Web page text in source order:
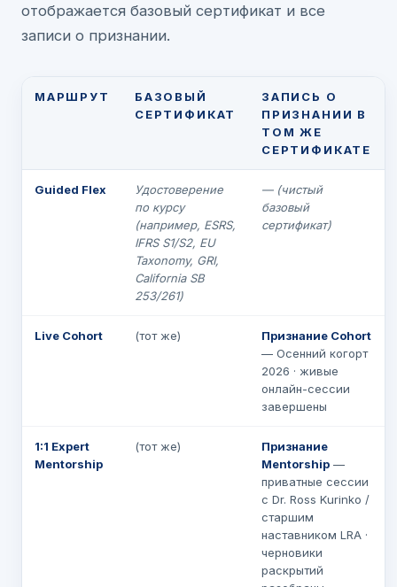
отображается базовый сертификат и все
записи о признании.
МАРШРУТ
БАЗОВЫЙ
СЕРТИФИКАТ
ЗАПИСЬ О
ПРИЗНАНИИ В
ТОМ ЖЕ
СЕРТИФИКАТЕ
Guided Flex
Удостоверение
по курсу
(например, ESRS,
IFRS S1/S2, EU
Taxonomy, GRI,
California SB
253/261)
— (чистый
базовый
сертификат)
Live Cohort (тот же)
Признание Cohort
— Осенний когорт
2026 · живые
онлайн-сессии
завершены
1:1 Expert
Mentorship
(тот же)
Признание
Mentorship —
приватные сессии
с Dr. Ross Kurinko /
старшим
наставником LRA ·
черновики
раскрытий